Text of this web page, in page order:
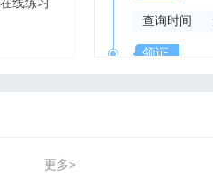
理工程
查询时间
领证
更多>